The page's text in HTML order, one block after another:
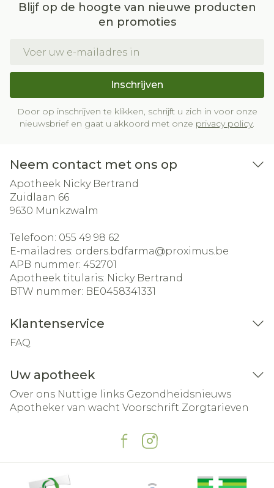
Blijf op de hoogte van nieuwe producten
en promoties
Inschrijven
Door op inschrijven te klikken, schrijft u zich in voor onze
nieuwsbrief en gaat u akkoord met onze privacy policy.
Neem contact met ons op
Apotheek Nicky Bertrand
Zuidlaan 66
9630 Munkzwalm
Telefoon: 055 49 98 62
E-mailadres: orders.bdfarma@proximus.be
APB nummer: 452701
Apotheek titularis: Nicky Bertrand
BTW nummer: BE0458341331
Klantenservice
FAQ
Uw apotheek
Over ons Nuttige links Gezondheidsnieuws
Apotheker van wacht Voorschrift Zorgtarieven